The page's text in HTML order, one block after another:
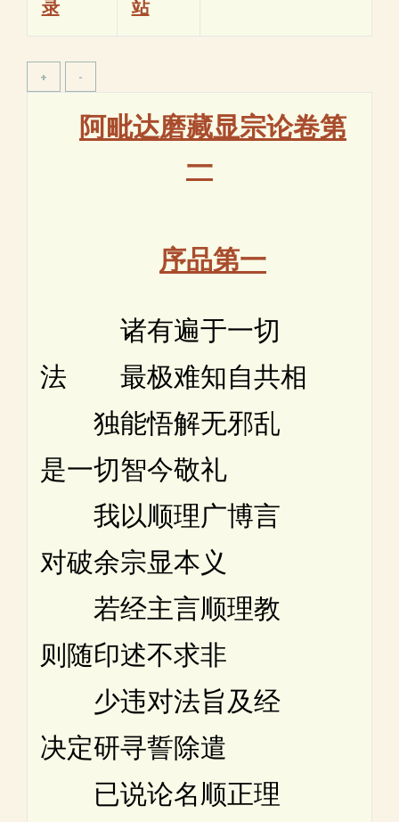
录
站
阿毗达磨藏显宗论卷第
一
序品第一
诸有遍于一切
法 最极难知自共相
独能悟解无邪乱
是一切智今敬礼
我以顺理广博言
对破余宗显本义
若经主言顺理教
则随印述不求非
少违对法旨及经
决定研寻誓除遣
已说论名顺正理